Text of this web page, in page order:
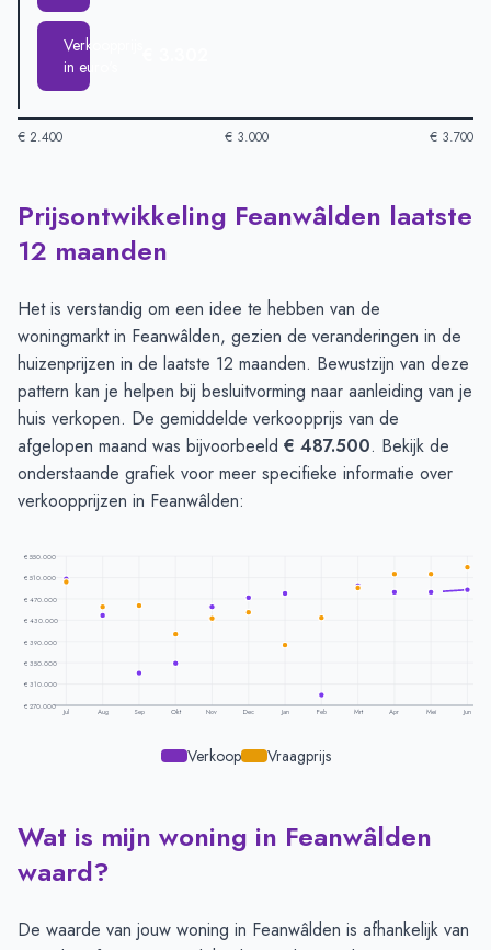
Verkoopprijs
in euro's
€ 2.400 € 3.000 € 3.700
Huizenprijzen in Feanwalden per m2-Afgelopen 3 maanden
Type
Vraagprijs in euro's
Verkoopprijs in euro's
Prijsontwikkeling Feanwâlden laatste
12 maanden
Het is verstandig om een idee te hebben van de
woningmarkt in Feanwâlden, gezien de veranderingen in de
huizenprijzen in de laatste 12 maanden. Bewustzijn van deze
pattern kan je helpen bij besluitvorming naar aanleiding van je
huis verkopen. De gemiddelde verkoopprijs van de
afgelopen maand was bijvoorbeeld € 487.500. Bekijk de
onderstaande grafiek voor meer specifieke informatie over
verkoopprijzen in Feanwâlden:
€ 550.000
€ 510.000
€ 470.000
€ 430.000
€ 390.000
€ 350.000
€ 310.000
€ 270.000
Jul Aug Sep Okt Nov Dec Jan Feb Mrt Apr Mei Jun
Verkoop Vraagprijs
Prijsontwikkeling per maand -Feanwalden
Maand
Vraagprijs
Verkoopprijs
Juli
September
€ 457.600 € 330.075
Wat is mijn woning in Feanwâlden
waard?
De waarde van jouw woning in Feanwâlden is afhankelijk van